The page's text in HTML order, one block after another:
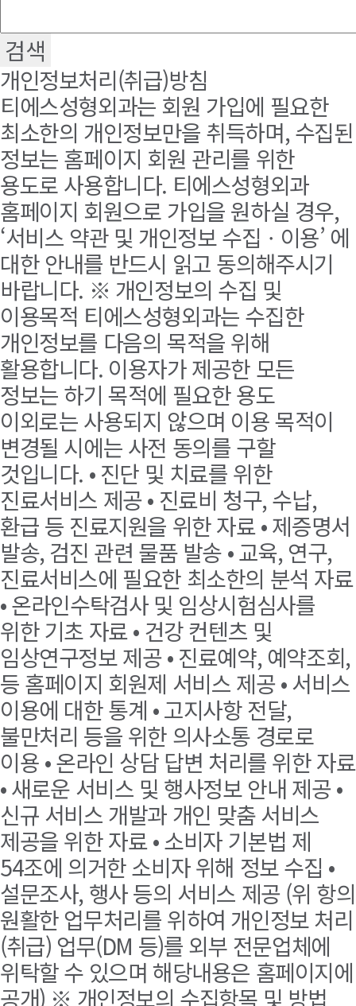
개인정보처리(취급)방침
티에스성형외과는 회원 가입에 필요한
최소한의 개인정보만을 취득하며, 수집된
정보는 홈페이지 회원 관리를 위한
용도로 사용합니다. 티에스성형외과
홈페이지 회원으로 가입을 원하실 경우,
‘서비스 약관 및 개인정보 수집ㆍ이용’ 에
대한 안내를 반드시 읽고 동의해주시기
바랍니다. ※ 개인정보의 수집 및
이용목적 티에스성형외과는 수집한
개인정보를 다음의 목적을 위해
활용합니다. 이용자가 제공한 모든
정보는 하기 목적에 필요한 용도
이외로는 사용되지 않으며 이용 목적이
변경될 시에는 사전 동의를 구할
것입니다. • 진단 및 치료를 위한
진료서비스 제공 • 진료비 청구, 수납,
환급 등 진료지원을 위한 자료 • 제증명서
발송, 검진 관련 물품 발송 • 교육, 연구,
진료서비스에 필요한 최소한의 분석 자료
• 온라인수탁검사 및 임상시험심사를
위한 기초 자료 • 건강 컨텐츠 및
임상연구정보 제공 • 진료예약, 예약조회,
등 홈페이지 회원제 서비스 제공 • 서비스
이용에 대한 통계 • 고지사항 전달,
불만처리 등을 위한 의사소통 경로로
이용 • 온라인 상담 답변 처리를 위한 자료
• 새로운 서비스 및 행사정보 안내 제공 •
신규 서비스 개발과 개인 맞춤 서비스
제공을 위한 자료 • 소비자 기본법 제
54조에 의거한 소비자 위해 정보 수집 •
설문조사, 행사 등의 서비스 제공 (위 항의
원활한 업무처리를 위하여 개인정보 처리
(취급) 업무(DM 등)를 외부 전문업체에
위탁할 수 있으며 해당내용은 홈페이지에
공개) ※ 개인정보의 수집항목 및 방법